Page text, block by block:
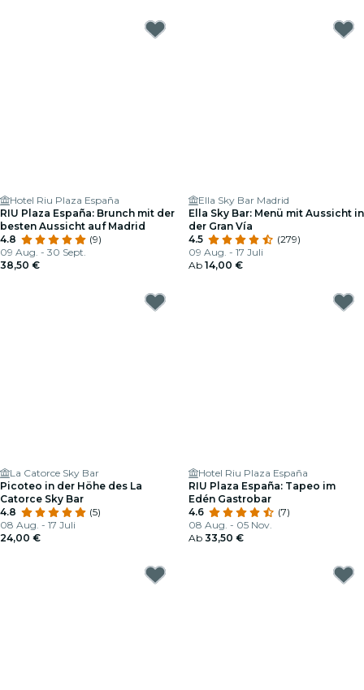
Hotel Riu Plaza España
RIU Plaza España: Brunch mit der
besten Aussicht auf Madrid
4.8
(9)
09 Aug. - 30 Sept.
38,50 €
Ella Sky Bar Madrid
Ella Sky Bar: Menü mit Aussicht in
der Gran Vía
4.5
(279)
09 Aug. - 17 Juli
Ab 14,00 €
La Catorce Sky Bar
Picoteo in der Höhe des La
Catorce Sky Bar
4.8
(5)
08 Aug. - 17 Juli
24,00 €
Hotel Riu Plaza España
RIU Plaza España: Tapeo im
Edén Gastrobar
4.6
(7)
08 Aug. - 05 Nov.
Ab 33,50 €